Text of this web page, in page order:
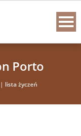
Porto
lista życzeń